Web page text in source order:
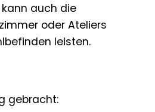
auch die
oder Ateliers
leisten.
gebracht: